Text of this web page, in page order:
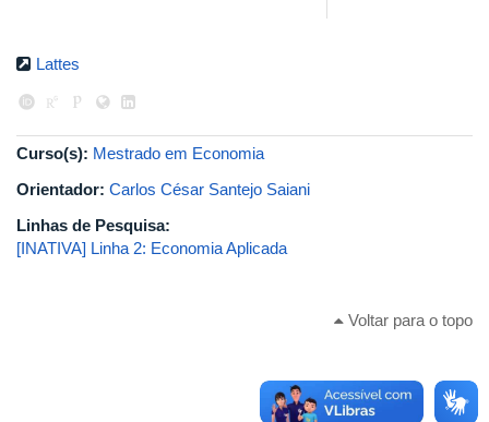
Lattes
Curso(s): Mestrado em Economia
Orientador: Carlos César Santejo Saiani
Linhas de Pesquisa:
[INATIVA] Linha 2: Economia Aplicada
Voltar para o topo